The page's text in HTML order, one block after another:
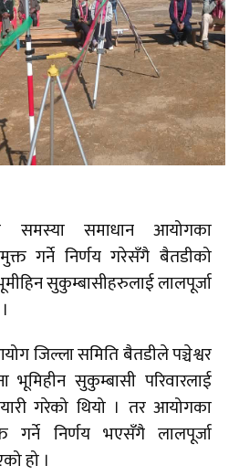
समस्या समाधान आयोगका
गर्ने निर्णय गरेसँगै बैतडीको
सुकुम्बासीहरुलाई लालपूर्जा
जिल्ला समिति बैतडीले पञ्चेश्वर
भूमिहीन सुकुम्बासी परिवारलाई
गरेको थियो । तर आयोगका
गर्ने निर्णय भएसँगै लालपूर्जा
हो ।